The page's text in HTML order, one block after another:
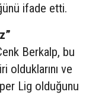
ifade etti.
Berkalp, bu
olduklarını ve
Lig olduğunu